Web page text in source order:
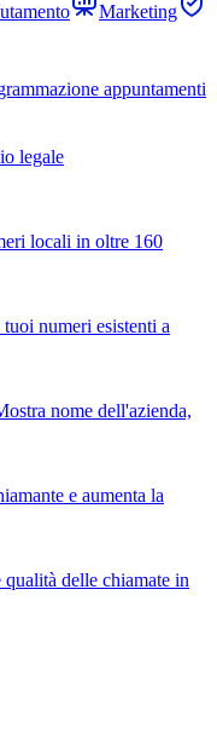
Marketing
appuntamenti
legale
locali in oltre 160
numeri esistenti a
nome dell'azienda,
e aumenta la
delle chiamate in